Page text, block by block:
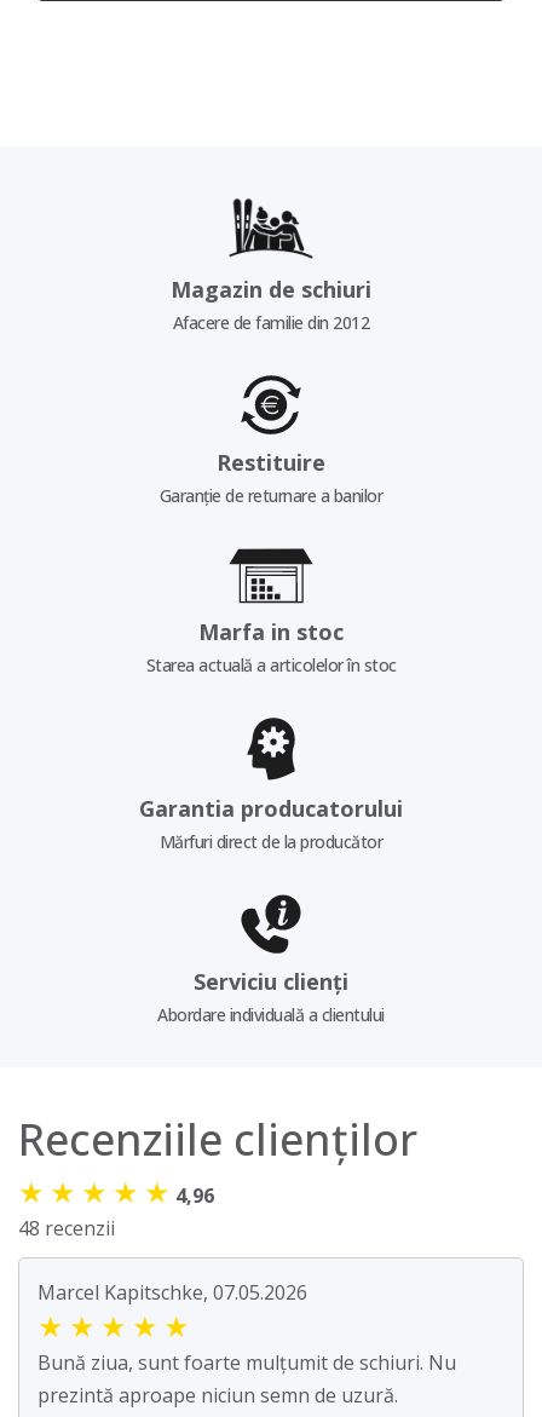
Magazin de schiuri
Afacere de familie din 2012
Restituire
Garanție de returnare a banilor
Marfa in stoc
Starea actuală a articolelor în stoc
Garantia producatorului
Mărfuri direct de la producător
Serviciu clienți
Abordare individuală a clientului
Recenziile clienților
★ ★ ★ ★ ★ 4,96
48 recenzii
Marcel Kapitschke, 07.05.2026
★ ★ ★ ★ ★
Bună ziua, sunt foarte mulțumit de schiuri. Nu
prezintă aproape niciun semn de uzură.